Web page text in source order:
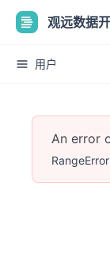
观远数据
用户
An error